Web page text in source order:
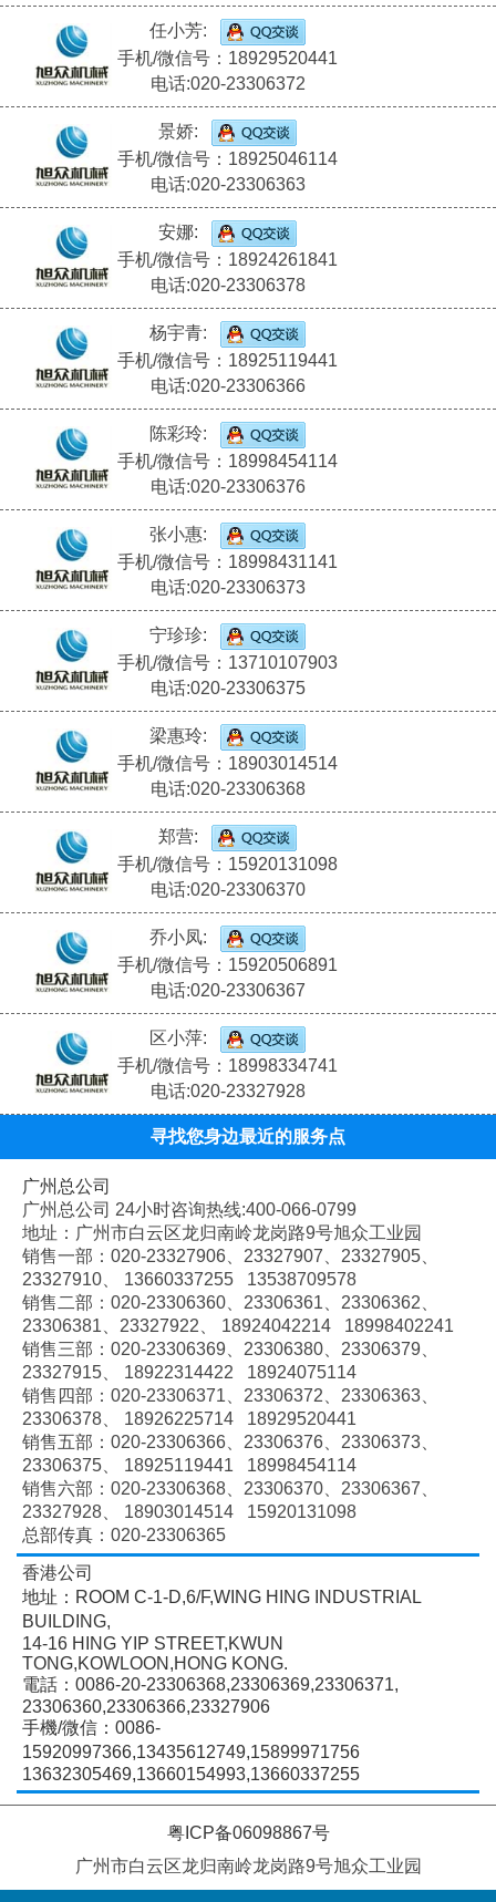
任小芳:
手机/微信号：18929520441
电话:020-23306372
景娇:
手机/微信号：18925046114
电话:020-23306363
安娜:
手机/微信号：18924261841
电话:020-23306378
杨宇青:
手机/微信号：18925119441
电话:020-23306366
陈彩玲:
手机/微信号：18998454114
电话:020-23306376
张小惠:
手机/微信号：18998431141
电话:020-23306373
宁珍珍:
手机/微信号：13710107903
电话:020-23306375
梁惠玲:
手机/微信号：18903014514
电话:020-23306368
郑营:
手机/微信号：15920131098
电话:020-23306370
乔小凤:
手机/微信号：15920506891
电话:020-23306367
区小萍:
手机/微信号：18998334741
电话:020-23327928
寻找您身边最近的服务点
广州总公司
广州总公司 24小时咨询热线:400-066-0799
地址：广州市白云区龙归南岭龙岗路9号旭众工业园
销售一部：020-23327906、 23327907、 23327905、
23327910、
13660337255 13538709578
销售二部：020-23306360、 23306361、 23306362、
23306381、 23327922、
18924042214 18998402241
销售三部：020-23306369、 23306380、 23306379、
23327915、
18922314422 18924075114
销售四部：020-23306371、 23306372、 23306363、
23306378、
18926225714 18929520441
销售五部：020-23306366、 23306376、 23306373、
23306375、
18925119441 18998454114
销售六部：020-23306368、 23306370、 23306367、
23327928、
18903014514 15920131098
总部传真：020-23306365
香港公司
地址：ROOM C-1-D,6/F,WING HING INDUSTRIAL
BUILDING,
14-16 HING YIP STREET,KWUN
TONG,KOWLOON,HONG KONG.
電話：0086-20-23306368,23306369,23306371,
23306360,23306366,23327906
手機/微信：0086-
15920997366,13435612749,15899971756
13632305469,13660154993,13660337255
粤ICP备06098867号
广州市白云区龙归南岭龙岗路9号旭众工业园